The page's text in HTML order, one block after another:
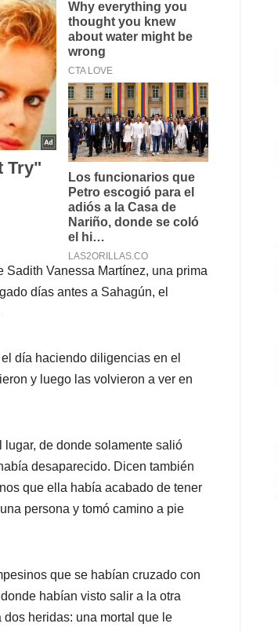
Vanessa Martínez, una prima
días antes a Sahagún, el
día haciendo diligencias en el
y luego las volvieron a ver en
de donde solamente salió
desaparecido. Dicen también
que ella había acabado de tener
persona y tomó camino a pie
que se habían cruzado con
habían visto salir a la otra
heridas: una mortal que le